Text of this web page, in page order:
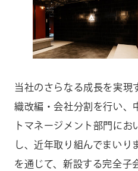
当社のさらなる成長を実現
織改編・会社分割を行い、
トマネージメント部門にお
し、近年取り組んでまいり
を通じて、新設する完全子